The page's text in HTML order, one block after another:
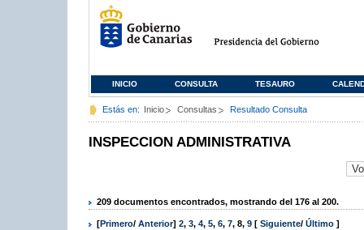
INICIO CONSULTA TESAURO
Estás en: Inicio Consultas Resultado Consulta
INSPECCION ADMINISTRATIVA
209 documentos encontrados, mostrando del 176 al 200.
[Primero/ Anterior] 2, 3, 4, 5, 6, 7, 8, 9 [ Siguiente/ Último ]